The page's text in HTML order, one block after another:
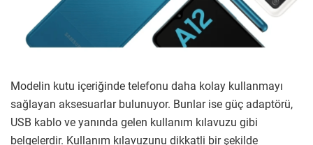
Modelin kutu içeriğinde telefonu daha kolay kullanmayı
sağlayan aksesuarlar bulunuyor. Bunlar ise güç adaptörü,
USB kablo ve yanında gelen kullanım kılavuzu gibi
belgelerdir. Kullanım kılavuzunu dikkatli bir şekilde